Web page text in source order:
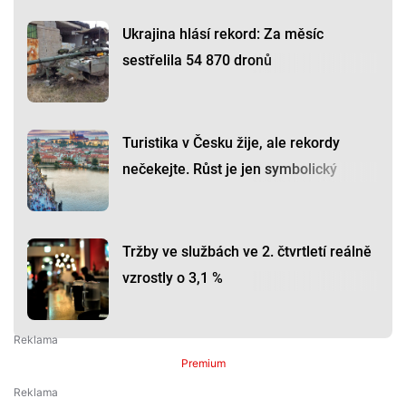
Ukrajina hlásí rekord: Za měsíc
sestřelila 54 870 dronů
Turistika v Česku žije, ale rekordy
nečekejte. Růst je jen symbolický
Tržby ve službách ve 2. čtvrtletí reálně
vzrostly o 3,1 %
Premium